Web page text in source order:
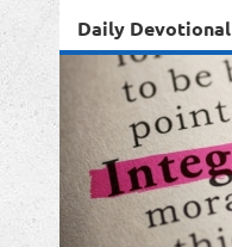
Daily Devotional